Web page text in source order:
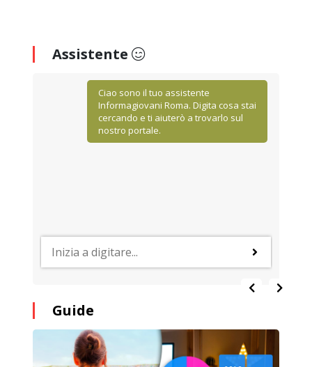
Assistente
Ciao sono il tuo assistente
Informagiovani Roma. Digita cosa stai
cercando e ti aiuterò a trovarlo sul
nostro portale.
Guide